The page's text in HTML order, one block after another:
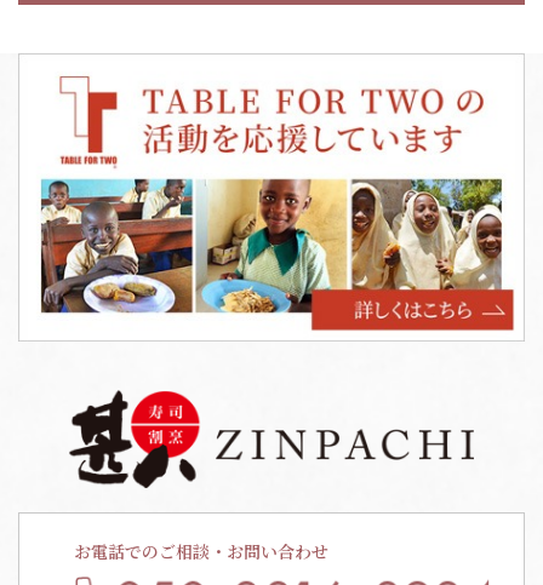
お電話でのご相談・お問い合わせ